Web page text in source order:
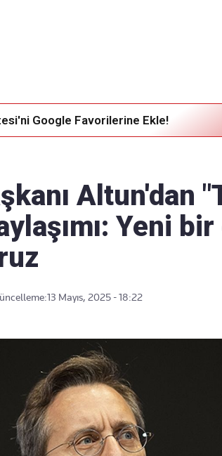
Google Favorilerine Ekle!
Altun'dan
Yeni
13 Mayıs, 2025 - 18:22